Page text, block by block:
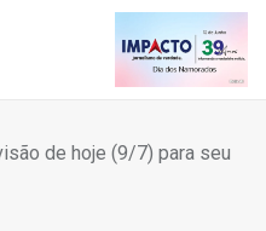
de hoje (9/7) para seu